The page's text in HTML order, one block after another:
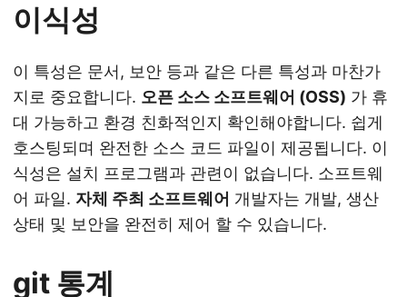
이식성
이 특성은 문서, 보안 등과 같은 다른 특성과 마찬가
지로 중요합니다. 오픈 소스 소프트웨어 (OSS) 가 휴
대 가능하고 환경 친화적인지 확인해야합니다. 쉽게
호스팅되며 완전한 소스 코드 파일이 제공됩니다. 이
식성은 설치 프로그램과 관련이 없습니다. 소프트웨
어 파일. 자체 주최 소프트웨어 개발자는 개발, 생산
상태 및 보안을 완전히 제어 할 수 있습니다.
git 통계